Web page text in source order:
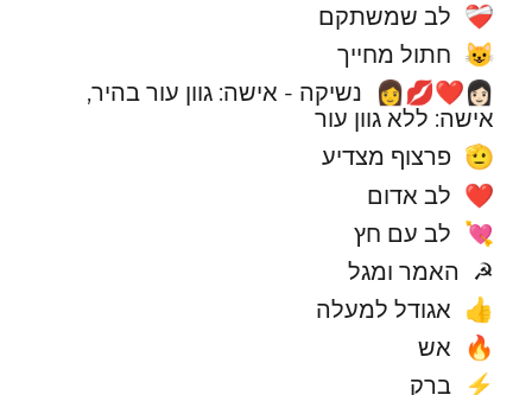
❤️‍🩹 לב שמשתקם
😺 חתול מחייך
👩🏻‍❤️‍💋‍👩
נשיקה - אישה: גוון עור בהיר,
אישה: ללא גוון עור
🫡 פרצוף מצדיע
❤️ לב אדום
💘 לב עם חץ
☭ האמר ומגל
👍 אגודל למעלה
🔥 אש
⚡ ברק